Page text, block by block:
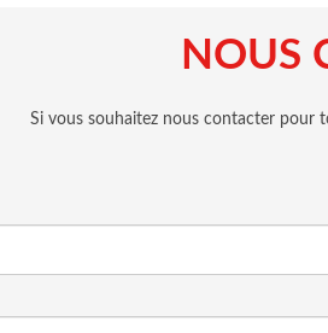
NOUS
Si vous souhaitez nous contacter pour